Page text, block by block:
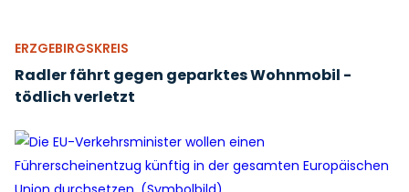
ERZGEBIRGSKREIS
Radler fährt gegen geparktes Wohnmobil -
tödlich verletzt